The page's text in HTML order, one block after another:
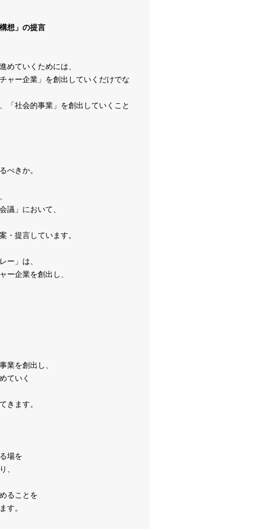
想」の提言
めていくためには、
ャー企業」を創出していくだけでな
「社会的事業」を創出していくこと
べきか。
議」において、
・提言しています。
ー」は、
ー企業を創出し、
業を創出し、
ていく
きます。
場を
、
ることを
す。